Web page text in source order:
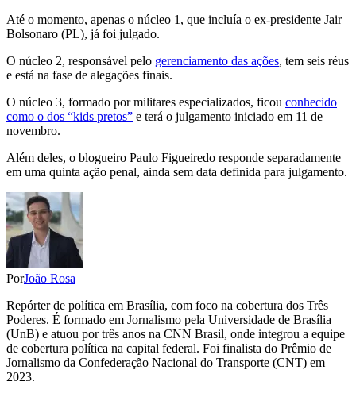
Até o momento, apenas o núcleo 1, que incluía o ex-presidente Jair
Bolsonaro (PL), já foi julgado.
O núcleo 2, responsável pelo gerenciamento das ações, tem seis réus
e está na fase de alegações finais.
O núcleo 3, formado por militares especializados, ficou conhecido
como o dos “kids pretos” e terá o julgamento iniciado em 11 de
novembro.
Além deles, o blogueiro Paulo Figueiredo responde separadamente
em uma quinta ação penal, ainda sem data definida para julgamento.
PorJoão Rosa
Repórter de política em Brasília, com foco na cobertura dos Três
Poderes. É formado em Jornalismo pela Universidade de Brasília
(UnB) e atuou por três anos na CNN Brasil, onde integrou a equipe
de cobertura política na capital federal. Foi finalista do Prêmio de
Jornalismo da Confederação Nacional do Transporte (CNT) em
2023.